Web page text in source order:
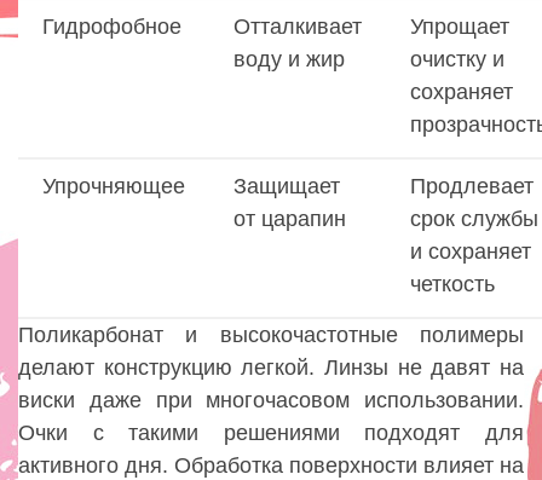
Гидрофобное
Отталкивает
воду и жир
Упрощает
очистку и
сохраняет
Упрочняющее
Защищает
от царапин
Продлевает
срок службы
и сохраняет
четкость
Поликарбонат и высокочастотные полимеры
делают конструкцию легкой. Линзы не давят на
виски даже при многочасовом использовании.
Очки с такими решениями подходят для
активного дня. Обработка поверхности влияет на